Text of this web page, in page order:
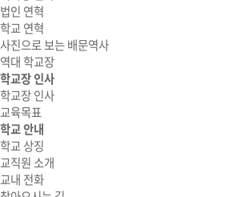
법인 연혁
학교 연혁
사진으로 보는 배문역사
역대 학교장
학교장 인사
학교장 인사
교육목표
학교 안내
학교 상징
교직원 소개
교내 전화